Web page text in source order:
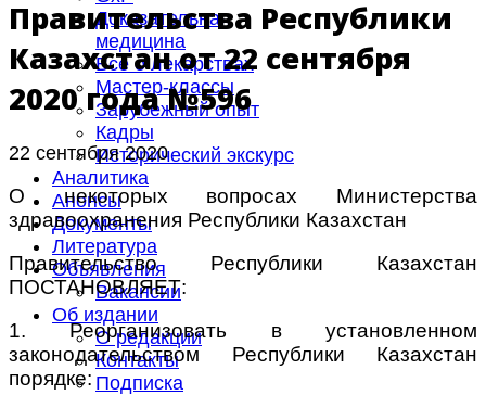
Доказательная
медицина
Все о лекарствах
Мастер-классы
Зарубежный опыт
Кадры
Исторический экскурс
Аналитика
Анонсы
Документы
Литература
Объявления
Вакансии
Об издании
О редакции
Контакты
Подписка
Правительства Республики
Казахстан от 22 сентября
2020 года №596
22 сентября 2020
О некоторых вопросах Министерства
здравоохранения Республики Казахстан
Правительство Республики Казахстан
ПОСТАНОВЛЯЕТ:
1. Реорганизовать в установленном
законодательством Республики Казахстан
порядке: